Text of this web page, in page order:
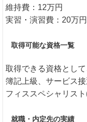
維持費：12万円
実習・演習費：20万円
取得可能な資格一覧
取得できる資格とし
簿記上級、サービス
フィススペシャリス
就職・内定先の実績